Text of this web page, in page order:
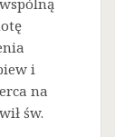
i
na
św.